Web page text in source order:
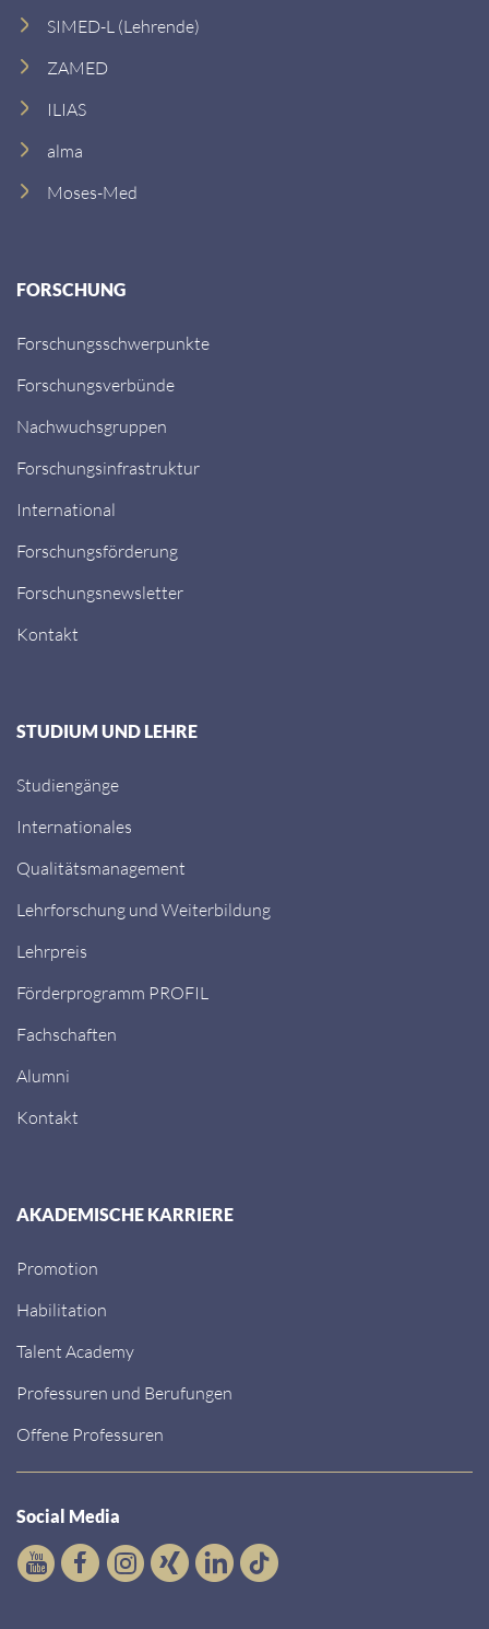
SIMED-L (Lehrende)
ZAMED
ILIAS
alma
Moses-Med
FORSCHUNG
Forschungsschwerpunkte
Forschungsverbünde
Nachwuchsgruppen
Forschungsinfrastruktur
International
Forschungsförderung
Forschungsnewsletter
Kontakt
STUDIUM UND LEHRE
Studiengänge
Internationales
Qualitätsmanagement
Lehrforschung und Weiterbildung
Lehrpreis
Förderprogramm PROFIL
Fachschaften
Alumni
Kontakt
AKADEMISCHE KARRIERE
Promotion
Habilitation
Talent Academy
Professuren und Berufungen
Offene Professuren
Social Media